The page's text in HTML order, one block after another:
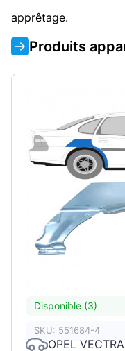
apprêtage.
Produits
Disponible (3)
SKU: 551684-4
OPEL